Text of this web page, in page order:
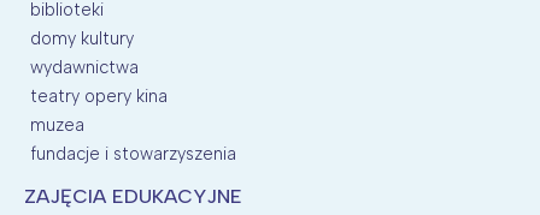
biblioteki
domy kultury
wydawnictwa
teatry opery kina
muzea
fundacje i stowarzyszenia
ZAJĘCIA EDUKACYJNE